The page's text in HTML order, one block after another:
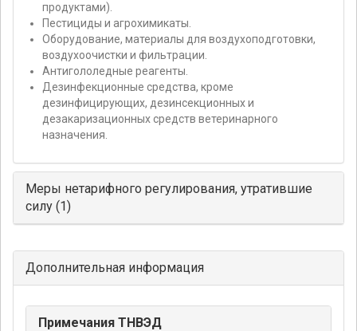
продуктами).
Пестициды и агрохимикаты.
Оборудование, материалы для воздухоподготовки,
воздухоочистки и фильтрации.
Антигололедные реагенты.
Дезинфекционные средства, кроме
дезинфицирующих, дезинсекционных и
дезакаризационных средств ветеринарного
назначения.
Меры нетарифного регулирования, утратившие
силу (1)
Дополнительная информация
Примечания ТНВЭД